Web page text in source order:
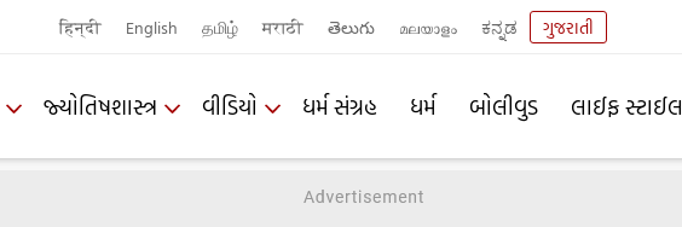
हिन्दी English தமிழ் मराठी తెలుగు മലയാളം ಕನ್ನಡ ગુજરાતી
જ્યોતિષશાસ્ત્ર વીડિયો ધર્મ સંગ્રહ ધર્મ બોલીવુડ લાઈફ સ્ટાઈલ